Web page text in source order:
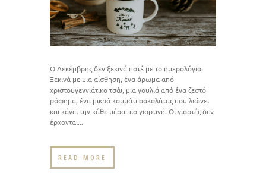
Ο Δεκέμβρης δεν ξεκινά ποτέ με το ημερολόγιο.
Ξεκινά με μια αίσθηση, ένα άρωμα από
χριστουγεννιάτικο τσάι, μια γουλιά από ένα ζεστό
ρόφημα, ένα μικρό κομμάτι σοκολάτας που λιώνει
και κάνει την κάθε μέρα πιο γιορτινή. Οι γιορτές δεν
έρχονται...
READ MORE